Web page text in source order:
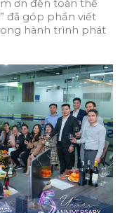
ơn đến toàn thể
đã góp phần viết
hành trình phát